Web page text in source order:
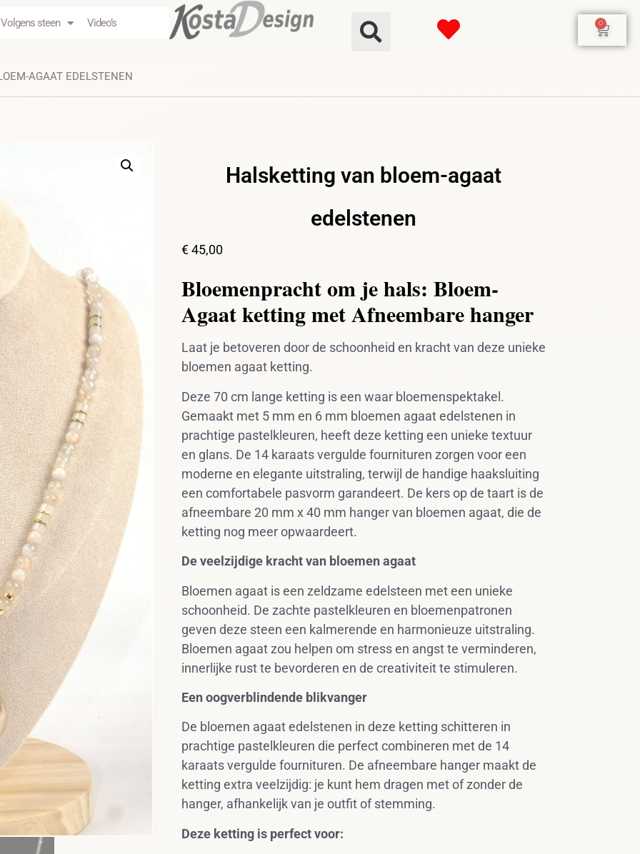
Volgens steen Video’s 0
AGAAT EDELSTENEN
Halsketting van bloem-agaat
edelstenen
€45,00
Bloemenpracht om je hals: Bloem-
Agaat ketting met Afneembare hanger
Laat je betoveren door de schoonheid en kracht van deze unieke
bloemen agaat ketting.
Deze 70 cm lange ketting is een waar bloemenspektakel.
Gemaakt met 5 mm en 6 mm bloemen agaat edelstenen in
prachtige pastelkleuren, heeft deze ketting een unieke textuur
en glans. De 14 karaats vergulde fournituren zorgen voor een
moderne en elegante uitstraling, terwijl de handige haaksluiting
een comfortabele pasvorm garandeert. De kers op de taart is de
afneembare 20 mm x 40 mm hanger van bloemen agaat, die de
ketting nog meer opwaardeert.
De veelzijdige kracht van bloemen agaat
Bloemen agaat is een zeldzame edelsteen met een unieke
schoonheid. De zachte pastelkleuren en bloemenpatronen
geven deze steen een kalmerende en harmonieuze uitstraling.
Bloemen agaat zou helpen om stress en angst te verminderen,
innerlijke rust te bevorderen en de creativiteit te stimuleren.
Een oogverblindende blikvanger
De bloemen agaat edelstenen in deze ketting schitteren in
prachtige pastelkleuren die perfect combineren met de 14
karaats vergulde fournituren. De afneembare hanger maakt de
ketting extra veelzijdig: je kunt hem dragen met of zonder de
hanger, afhankelijk van je outfit of stemming.
Deze ketting is perfect voor: